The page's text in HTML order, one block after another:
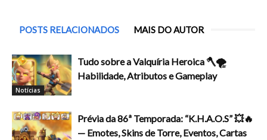
POSTS RELACIONADOS MAIS DO AUTOR
Notícias
Tudo sobre a Valquíria Heroica 🪓🌪️
Habilidade, Atributos e Gameplay
Prévia da 86ª Temporada: “K.H.A.O.S” 💥🔥
— Emotes, Skins de Torre, Eventos, Cartas